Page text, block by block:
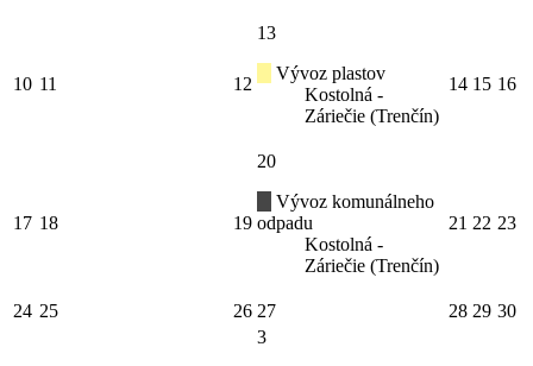
10 11 12
13
Vývoz plastov
Kostolná -
Záriečie (Trenčín)
14 15 16
17 18 19
20
Vývoz komunálneho
odpadu
Kostolná -
Záriečie (Trenčín)
21 22 23
24 25 26 27 28 29 30
3